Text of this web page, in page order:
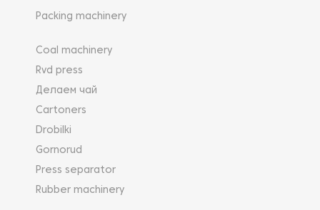
Packing machinery
Coal machinery
Rvd press
Делаем чай
Cartoners
Drobilki
Gornorud
Press separator
Rubber machinery